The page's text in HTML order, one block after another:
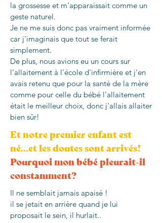
la grossesse et m'apparaissait comme un
geste naturel.
Je ne me suis donc pas vraiment informée
car j'imaginais que tout se ferait
simplement.
De plus, nous avions eu un cours sur
l'allaitement à l'école d'infirmière et j'en
avais retenu que pour la santé de la mère
comme pour celle du bébé l'allaitement
était le meilleur choix, donc j'allais allaiter
bien sûr!
Et notre premier enfant est
né...et les doutes sont arrivés!
Pourquoi mon bébé pleurait-il
constamment?
Il ne semblait jamais apaisé !
il se jetait en arrière quand je lui
proposait le sein, il hurlait..